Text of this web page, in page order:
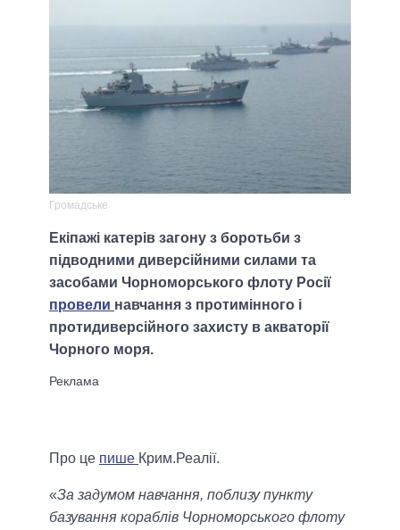
Громадське
Екіпажі катерів загону з боротьби з
підводними диверсійними силами та
засобами Чорноморського флоту Росії
провели навчання з протимінного і
протидиверсійного захисту в акваторії
Чорного моря.
Про це пише Крим.Реалії.
«За задумом навчання, поблизу пункту
базування кораблів Чорноморського флоту